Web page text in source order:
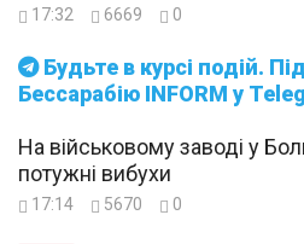
Будьте в курсі подій. Підписуйтесь на
Бессарабію INFORM у
17:32 6669 0
На військовому заводі у
потужні вибухи
17:14 5670 0